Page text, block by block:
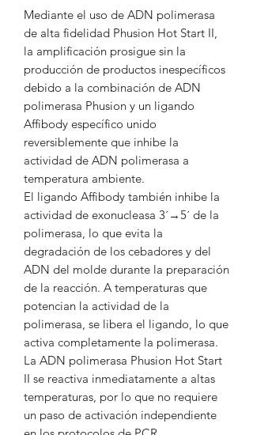
Mediante el uso de ADN polimerasa
de alta fidelidad Phusion Hot Start II,
la amplificación prosigue sin la
producción de productos inespecíficos
debido a la combinación de ADN
polimerasa Phusion y un ligando
Affibody específico unido
reversiblemente que inhibe la
actividad de ADN polimerasa a
temperatura ambiente.
El ligando Affibody también inhibe la
actividad de exonucleasa 3´→5´ de la
polimerasa, lo que evita la
degradación de los cebadores y del
ADN del molde durante la preparación
de la reacción. A temperaturas que
potencian la actividad de la
polimerasa, se libera el ligando, lo que
activa completamente la polimerasa.
La ADN polimerasa Phusion Hot Start
II se reactiva inmediatamente a altas
temperaturas, por lo que no requiere
un paso de activación independiente